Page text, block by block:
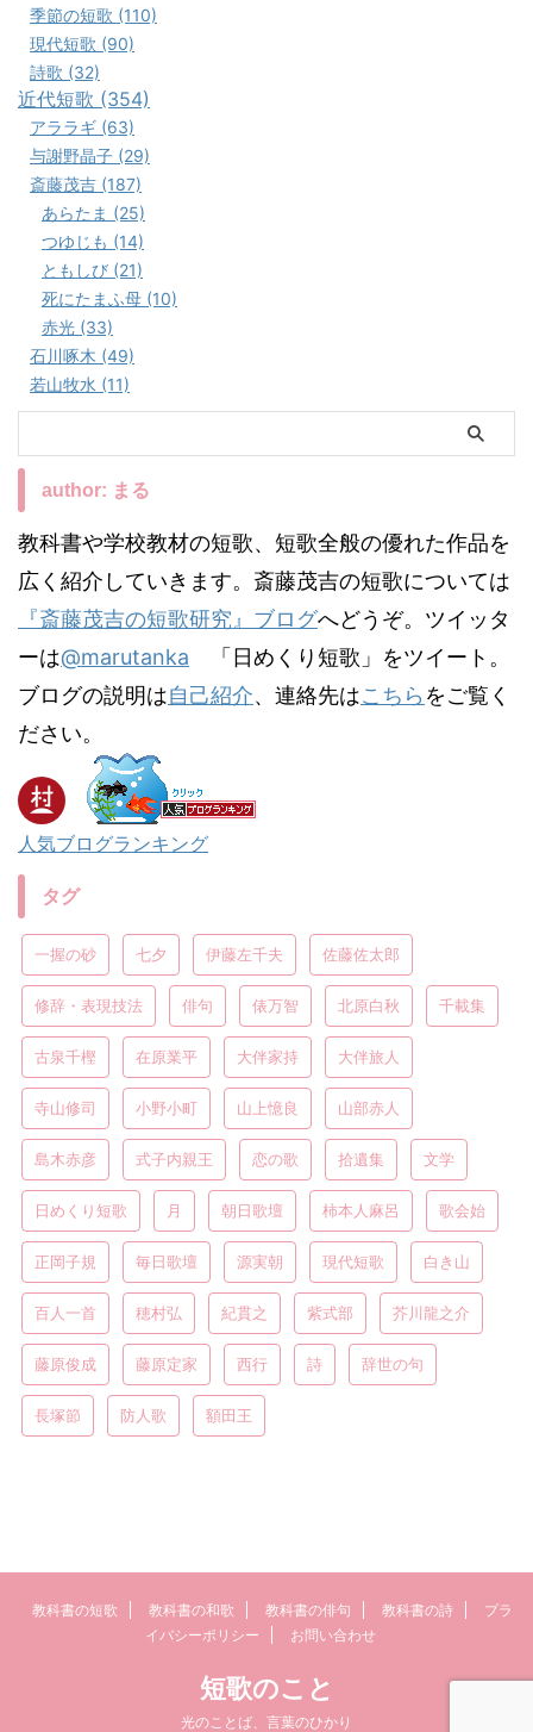
季節の短歌 (110)
現代短歌 (90)
詩歌 (32)
近代短歌 (354)
アララギ (63)
与謝野晶子 (29)
斎藤茂吉 (187)
あらたま (25)
つゆじも (14)
ともしび (21)
死にたまふ母 (10)
赤光 (33)
石川啄木 (49)
若山牧水 (11)
author: まる
教科書や学校教材の短歌、短歌全般の優れた作品を
広く紹介していきます。斎藤茂吉の短歌については
『斎藤茂吉の短歌研究』ブログへどうぞ。ツイッタ
ーは@marutanka 「日めくり短歌」をツイート。
ブログの説明は自己紹介、連絡先はこちら をご覧く
ださい。
人気ブログランキング
タグ
一握の砂 七夕 伊藤左千夫 佐藤佐太郎
修辞・表現技法 俳句 俵万智 北原白秋 千載集
古泉千樫 在原業平 大伴家持 大伴旅人
寺山修司 小野小町 山上憶良 山部赤人
島木赤彦 式子内親王 恋の歌 拾遺集 文学
日めくり短歌 月 朝日歌壇 柿本人麻呂 歌会始
正岡子規 毎日歌壇 源実朝 現代短歌 白き山
百人一首 穂村弘 紀貫之 紫式部 芥川龍之介
藤原俊成 藤原定家 西行 詩 辞世の句
長塚節 防人歌 額田王
教科書の短歌 教科書の和歌 教科書の俳句 教科書の詩
プラ
イバシーポリシー
お問い合わせ
短歌のこと
光のことば、言葉のひかり